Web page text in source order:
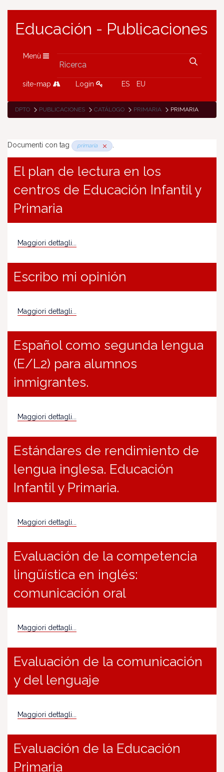
Educación - Publicaciones
Menù
site-map Login ES EU
DPTO PUBLICACIONES CATÁLOGO PRIMARIA PRIMARIA
Documenti con tag primaria .
El plan de lectura en los
centros de Educación Infantil y
Primaria
Maggiori dettagli...
Escribo mi opinión
Maggiori dettagli...
Español como segunda lengua
(E/L2) para alumnos
inmigrantes.
Maggiori dettagli...
Estándares de rendimiento de
lengua inglesa. Educación
Infantil y Primaria.
Maggiori dettagli...
Evaluación de la competencia
lingüística en inglés:
comunicación oral
Maggiori dettagli...
Evaluación de la comunicación
y del lenguaje
Maggiori dettagli...
Evaluación de la Educación
Primaria